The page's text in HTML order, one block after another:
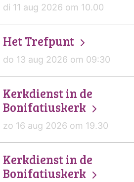
di 11 aug 2026 om 10.00
Het Trefpunt
do 13 aug 2026 om 09:30
Kerkdienst in de
Bonifatiuskerk
zo 16 aug 2026 om 19.30
Kerkdienst in de
Bonifatiuskerk